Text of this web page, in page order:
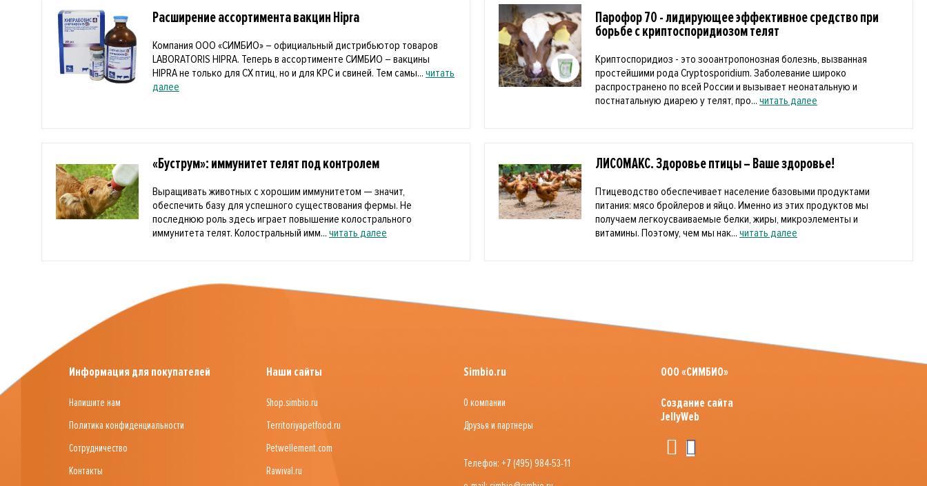
Расширение ассортимента вакцин Hipra
Компания ООО «СИМБИО» – официальный дистрибьютор товаров
LABORATORIS HIPRA. Теперь в ассортименте СИМБИО – вакцины
HIPRA не только для СХ птиц, но и для КРС и свиней. Тем самы... читать
далее
Парофор 70 - лидирующее эффективное средство при
борьбе с криптоспоридиозом телят
Криптоспоридиоз - это зооантропонозная болезнь, вызванная
простейшими рода Cryptosporidium. Заболевание широко
распространено по всей России и вызывает неонатальную и
постнатальную диарею у телят, про... читать далее
«Буструм»: иммунитет телят под контролем
Выращивать животных с хорошим иммунитетом — значит,
обеспечить базу для успешного существования фермы. Не
последнюю роль здесь играет повышение колострального
иммунитета телят. Колостральный имм... читать далее
ЛИСОМАКС. Здоровье птицы – Ваше здоровье!
Птицеводство обеспечивает население базовыми продуктами
питания: мясо бройлеров и яйцо. Именно из этих продуктов мы
получаем легкоусваиваемые белки, жиры, микроэлементы и
витамины. Поэтому, чем мы нак... читать далее
Информация для покупателей
Напишите нам
Политика конфиденциальности
Сотрудничество
Контакты
Наши сайты
Shop.simbio.ru
Territoriyapetfood.ru
Petwellement.com
Rawival.ru
Simbio.ru
О компании
Друзья и партнеры
Телефон: +7 (495) 984-53-11
ООО «СИМБИО»
Создание сайта
JellyWeb